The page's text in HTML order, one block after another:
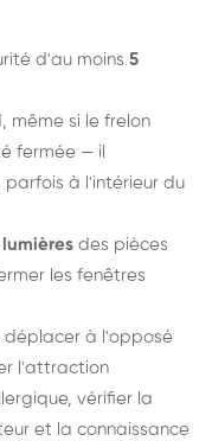
d'au moins 5
même si le frelon
fermée — il
à l'intérieur du
lumières des pièces
les fenêtres
déplacer à l'opposé
l'attraction
vérifier la
et la connaissance